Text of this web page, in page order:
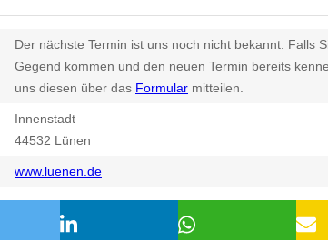
Der nächste Termin ist uns noch nicht bekannt. Falls
Gegend kommen und den neuen Termin bereits
uns diesen über das Formular mitteilen.
Innenstadt
44532 Lünen
www.luenen.de